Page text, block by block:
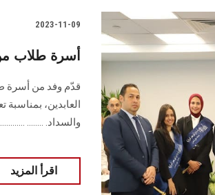
2023-11-09
أسرة طلاب
قدّم وفد من أسرة
العابدين،
والسداد. ........
اقرأ المزيد